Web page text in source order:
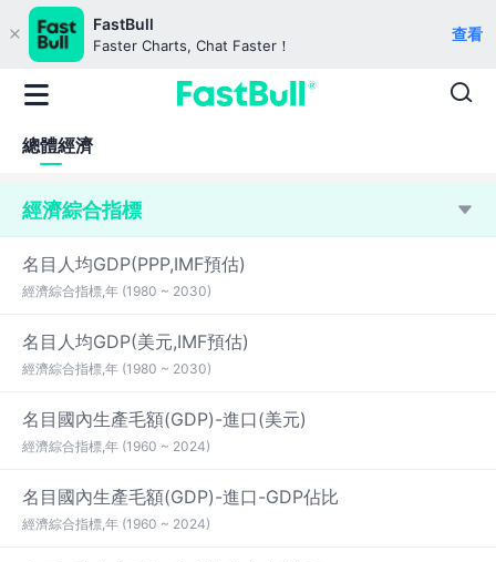
FastBull
Faster Charts, Chat Faster！
查看
總體經濟
經濟綜合指標
名目人均GDP(PPP,IMF預估)
經濟綜合指標,年 (1980 ~ 2030)
名目人均GDP(美元,IMF預估)
經濟綜合指標,年 (1980 ~ 2030)
名目國內生產毛額(GDP)-進口(美元)
經濟綜合指標,年 (1960 ~ 2024)
名目國內生產毛額(GDP)-進口-GDP佔比
經濟綜合指標,年 (1960 ~ 2024)